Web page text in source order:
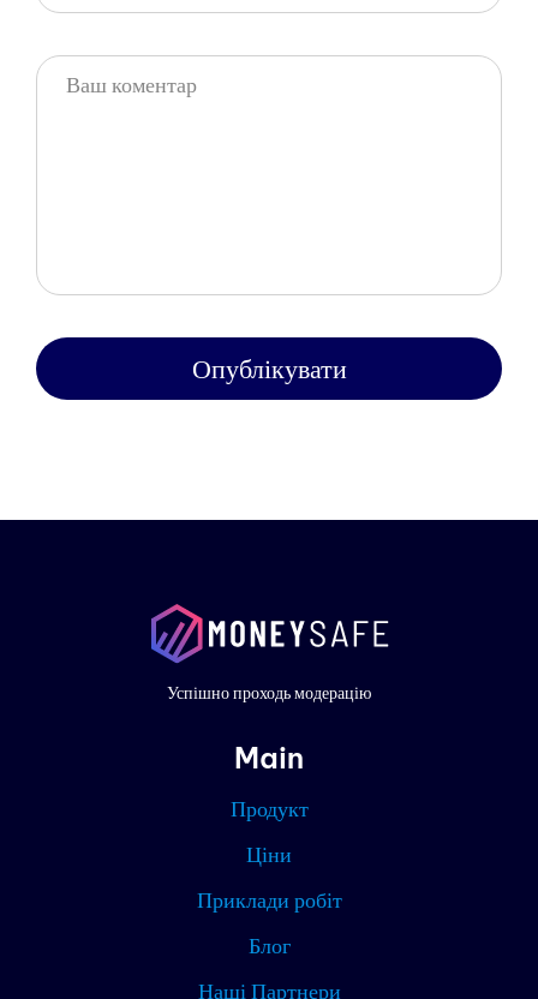
Опублікувати
Успішно проходь модерацію
Main
Продукт
Ціни
Приклади робіт
Блог
Наші Партнери